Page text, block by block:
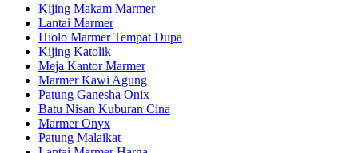
Kijing Makam Marmer
Lantai Marmer
Hiolo Marmer Tempat Dupa
Kijing Katolik
Meja Kantor Marmer
Marmer Kawi Agung
Patung Ganesha Onix
Batu Nisan Kuburan Cina
Marmer Onyx
Patung Malaikat